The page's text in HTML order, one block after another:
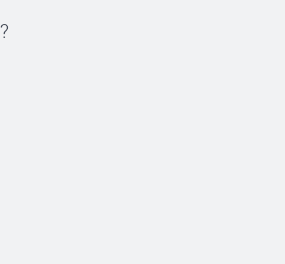
?